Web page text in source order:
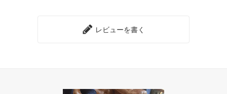
レビューを書く